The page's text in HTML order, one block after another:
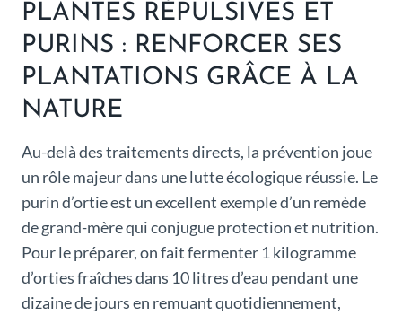
PLANTES RÉPULSIVES ET
PURINS : RENFORCER SES
PLANTATIONS GRÂCE À LA
NATURE
Au-delà des traitements directs, la prévention joue
un rôle majeur dans une lutte écologique réussie. Le
purin d’ortie est un excellent exemple d’un remède
de grand-mère qui conjugue protection et nutrition.
Pour le préparer, on fait fermenter 1 kilogramme
d’orties fraîches dans 10 litres d’eau pendant une
dizaine de jours en remuant quotidiennement,